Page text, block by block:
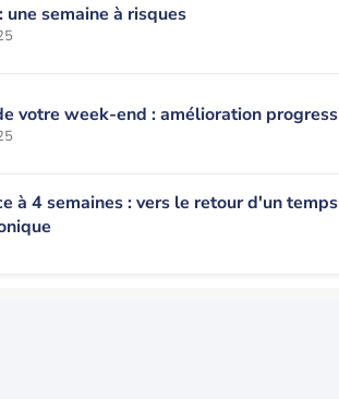
une semaine à risques
votre week-end : amélioration
à 4 semaines : vers le retour d'un